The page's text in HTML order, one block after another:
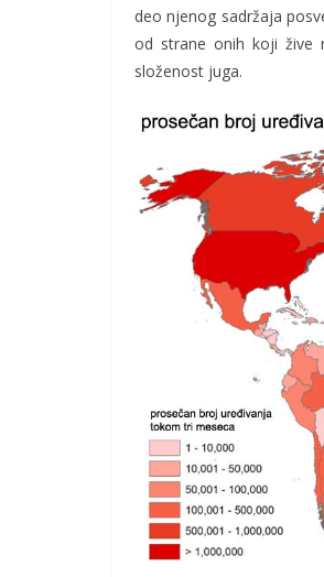
deo njenog sadržaja
od strane onih koji žive
složenost juga.